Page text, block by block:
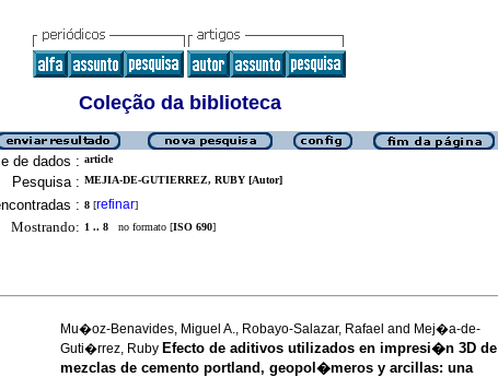
Coleção da biblioteca
de dados : article
Pesquisa : MEJIA-DE-GUTIERREZ, RUBY [Autor]
: 8 [refinar]
Mostrando: 1 .. 8 no formato [ISO 690]
Mu�oz-Benavides, Miguel A., Robayo-Salazar, Rafael and Mej�a-de-
Guti�rrez, Ruby Efecto de aditivos utilizados en impresi�n 3D de
mezclas de cemento portland, geopol�meros y arcillas: una